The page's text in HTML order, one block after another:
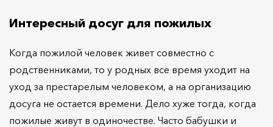
Интересный досуг для пожилых
Когда пожилой человек живет совместно с
родственниками, то у родных все время уходит на
уход за престарелым человеком, а на организацию
досуга не остается времени. Дело хуже тогда, когда
пожилые живут в одиночестве. Часто бабушки и